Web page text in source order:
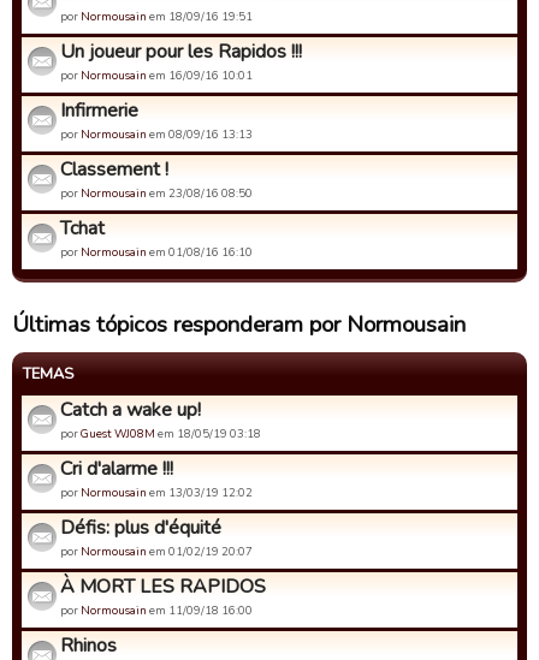
por Normousain em 18/09/16 19:51
Un joueur pour les Rapidos !!!
por Normousain em 16/09/16 10:01
Infirmerie
por Normousain em 08/09/16 13:13
Classement !
por Normousain em 23/08/16 08:50
Tchat
por Normousain em 01/08/16 16:10
Últimas tópicos responderam por Normousain
TEMAS
Catch a wake up!
porGuest WJ08M em 18/05/19 03:18
Cri d'alarme !!!
por Normousain em 13/03/19 12:02
Défis: plus d'équité
por Normousain em 01/02/19 20:07
À MORT LES RAPIDOS
por Normousain em 11/09/18 16:00
Rhinos